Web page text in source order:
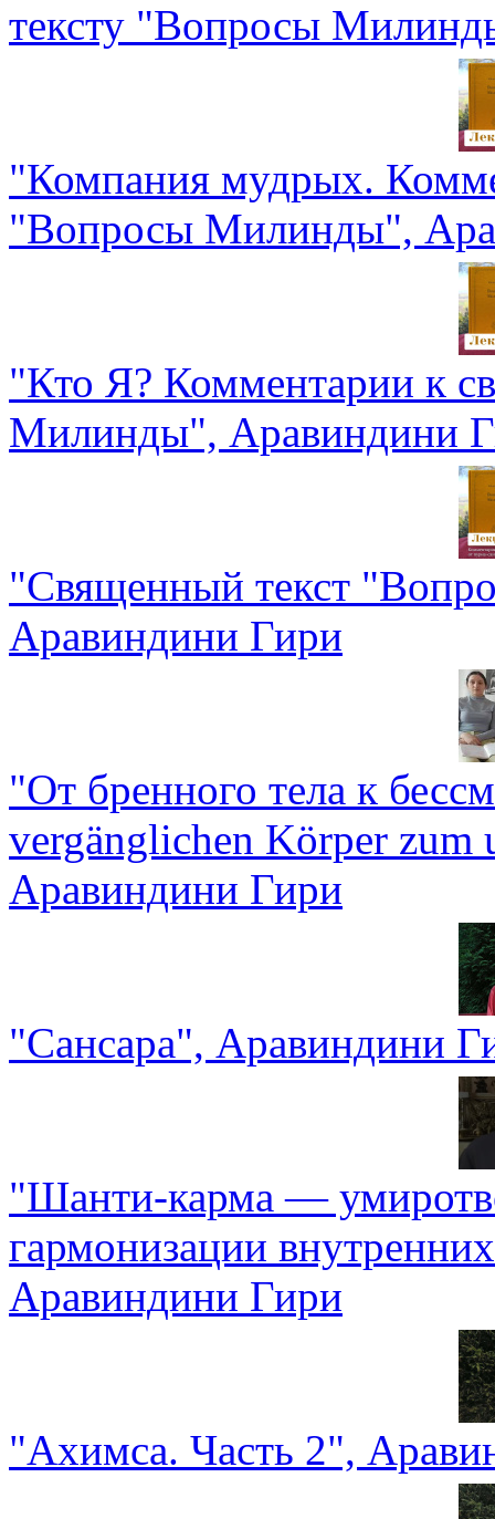
тексту "Вопросы
"Компания мудрых.
"Вопросы Милинды",
"Кто Я? Комментарии к
Милинды", Аравиндини
"Священный текст
Аравиндини Гири
"От бренного тела к
vergänglichen Körper zum
Аравиндини Гири
"Сансара", Аравиндини
"Шанти-карма —
гармонизации
Аравиндини Гири
"Ахимса. Часть 2",